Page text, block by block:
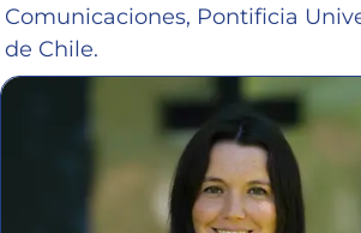
Comunicaciones, Pontificia
de Chile.